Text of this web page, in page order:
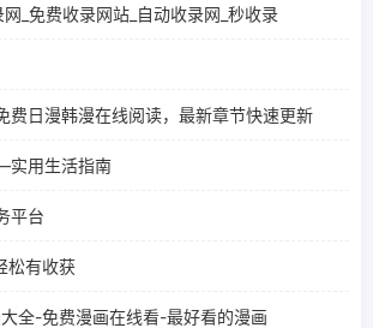
网_免费收录网站_自动收录网_秒收录
费日漫韩漫在线阅读，最新章节快速更新
用生活指南
平台
松有收获
全-免费漫画在线看-最好看的漫画